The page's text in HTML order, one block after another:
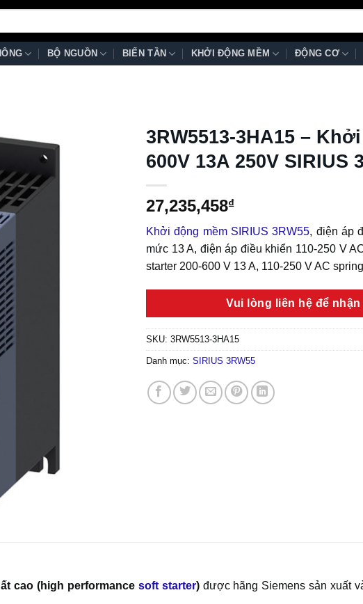
BỘ NGUỒN BIẾN TẦN KHỞI ĐỘNG MỀM ĐỘNG CƠ
3RW5513-3HA15 –
600V 13A 250V SIRIUS
27,235,458₫
Khởi động mềm SIRIUS 3RW55, điện áp
mức 13 A, điện áp điều khiển 110-250 V
starter 200-600 V 13 A, 110-250 V AC
Vui lòng liên hệ để
SKU: 3RW5513-3HA15
Danh mục: SIRIUS 3RW55
cao (high performance soft starter) được hãng Siemens sản xuất